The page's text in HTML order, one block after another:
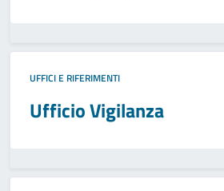
UFFICI E RIFERIMENTI
Ufficio Vigilanza